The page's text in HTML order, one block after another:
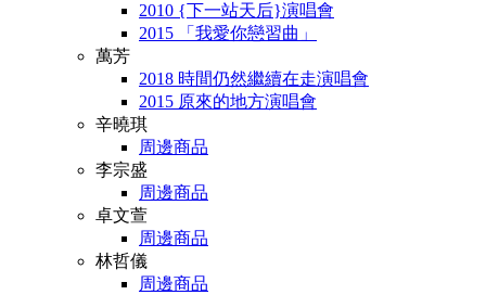
2010 {下一站天后}演唱會
2015 「我愛你戀習曲」
萬芳
2018 時間仍然繼續在走演唱會
2015 原來的地方演唱會
辛曉琪
周邊商品
李宗盛
周邊商品
卓文萱
周邊商品
林哲儀
周邊商品